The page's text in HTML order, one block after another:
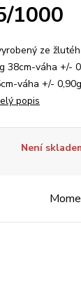
1000
ze
38cm-váha +/-
váha +/-
popis
Není